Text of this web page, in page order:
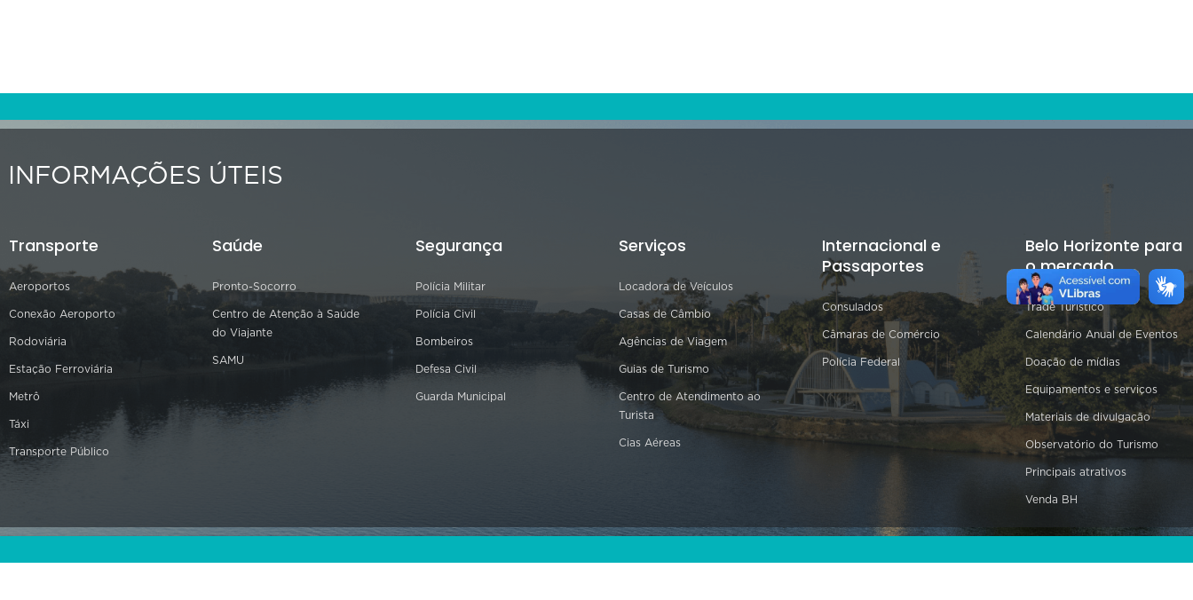
INFORMAÇÕES ÚTEIS
Transporte
Aeroportos
Conexão Aeroporto
Rodoviária
Estação Ferroviária
Metrô
Táxi
Transporte Público
Saúde
Pronto-Socorro
Centro de Atenção à Saúde
do Viajante
SAMU
Segurança
Polícia Militar
Polícia Civil
Bombeiros
Defesa Civil
Guarda Municipal
Serviços
Locadora de Veículos
Casas de Câmbio
Agências de Viagem
Guias de Turismo
Centro de Atendimento ao
Turista
Cias Aéreas
Internacional e
Passaportes
Consulados
Câmaras de Comércio
Polícia Federal
Belo Horizonte para
o mercado
Trade Turístico
Calendário Anual de Eventos
Doação de mídias
Equipamentos e serviços
Materiais de divulgação
Observatório do Turismo
Principais atrativos
Venda BH